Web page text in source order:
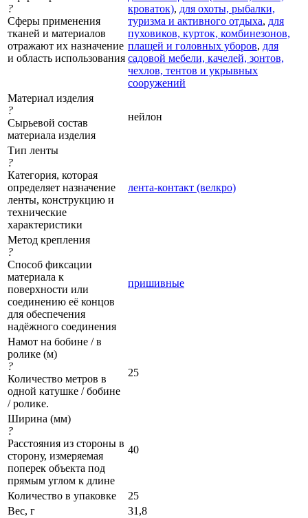
?
Сферы применения
тканей и материалов
отражают их назначение
и область использования
кроваток), для охоты, рыбалки,
туризма и активного отдыха, для
пуховиков, курток, комбинезонов,
плащей и головных уборов, для
садовой мебели, качелей, зонтов,
чехлов, тентов и укрывных
сооружений
Материал изделия
?
Сырьевой состав
материала изделия
нейлон
Тип ленты
?
Категория, которая
определяет назначение
ленты, конструкцию и
технические
характеристики
лента-контакт (велкро)
Метод крепления
?
Способ фиксации
материала к
поверхности или
соединению её концов
для обеспечения
надёжного соединения
пришивные
Намот на бобине / в
ролике (м)
?
Количество метров в
одной катушке / бобине
/ ролике.
25
Ширина (мм)
?
Расстояния из стороны в
сторону, измеряемая
поперек объекта под
прямым углом к длине
40
Количество в упаковке
25
Вес, г
31,8